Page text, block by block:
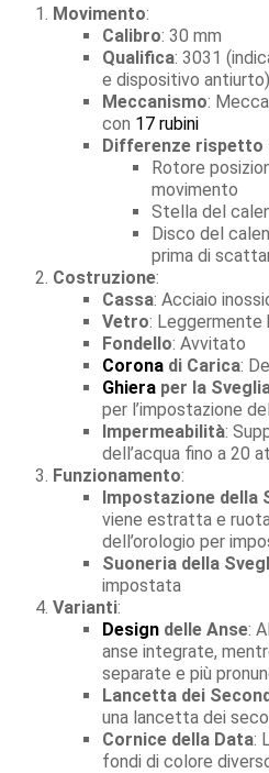
Movimento:
Calibro: 30 mm
Qualifica: 3031
e dispositivo antiurto)
Meccanismo:
con 17 rubini
Differenze rispetto
Rotore
movimento
Stella del
Disco del
prima di
Costruzione:
Cassa: Acciaio
Vetro: Leggermente
Fondello: Avvitato
Corona di Carica:
Ghiera per la
per l’impostazione
Impermeabilità:
dell’acqua fino a 20
Funzionamento:
Impostazione della
viene estratta e
dell’orologio per
Suoneria della
impostata
Varianti:
Design delle Anse:
anse integrate,
separate e più
Lancetta dei
una lancetta dei
Cornice della Data:
fondi di colore